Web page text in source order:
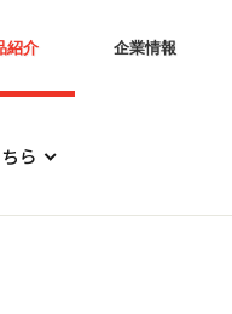
紹介 企業情報
ら